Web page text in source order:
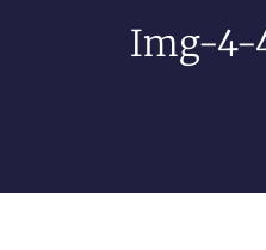
Img-4-